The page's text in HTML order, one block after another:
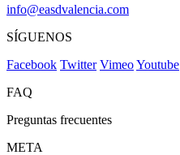
info@easdvalencia.com
SÍGUENOS
Facebook Twitter VimeoYoutube
FAQ
Preguntas frecuentes
META